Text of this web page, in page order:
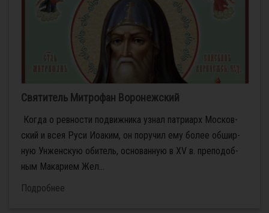
Святитель Митрофан Воронежский
Ко­гда о рев­но­сти по­движ­ни­ка узнал пат­ри­арх Мос­ков­
ский и всея Ру­си Иоаким, он по­ру­чил ему бо­лее об­шир­
ную Ун­жен­скую оби­тель, ос­но­ван­ную в XV в. пре­по­доб­
ным Ма­ка­ри­ем Жел...
Подробнее